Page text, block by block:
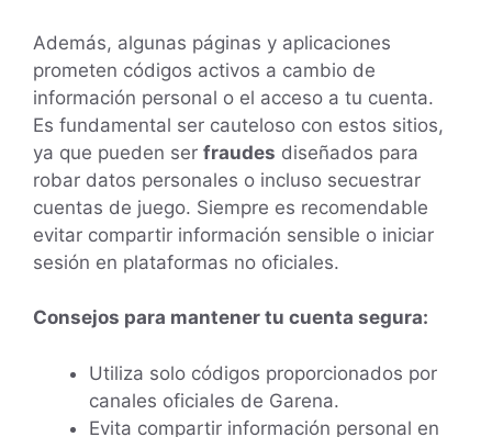
Además, algunas páginas y aplicaciones
prometen códigos activos a cambio de
información personal o el acceso a tu cuenta.
Es fundamental ser cauteloso con estos sitios,
ya que pueden ser fraudes diseñados para
robar datos personales o incluso secuestrar
cuentas de juego. Siempre es recomendable
evitar compartir información sensible o iniciar
sesión en plataformas no oficiales.
Consejos para mantener tu cuenta segura:
Utiliza solo códigos proporcionados por
canales oficiales de Garena.
Evita compartir información personal en